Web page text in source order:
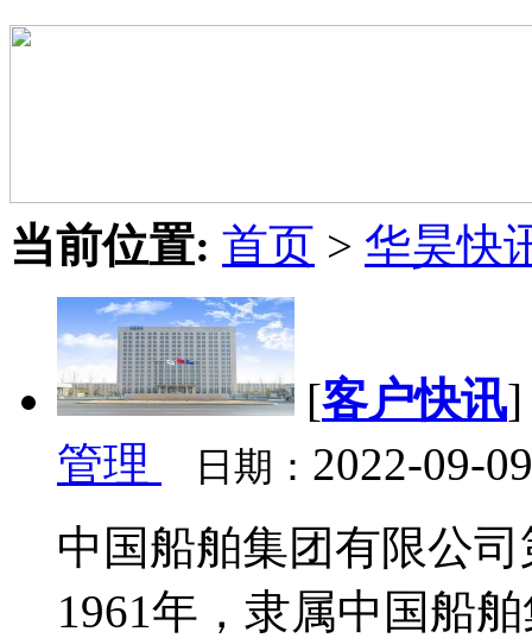
当前位置: 首页 > 华昊快
[客户快讯
管理
日期： 2022-09-
中国船舶集团有限公
1961年，隶属中国船